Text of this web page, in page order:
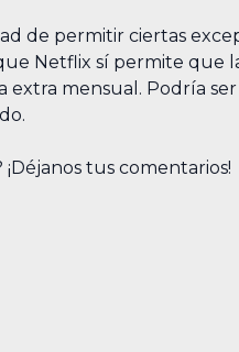
de permitir ciertas
Netflix sí permite que
extra mensual. Podría
tus comentarios!